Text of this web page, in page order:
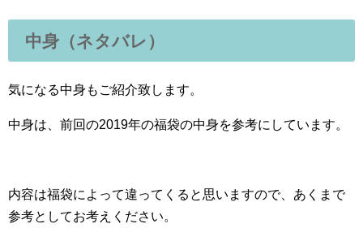
中身（ネタバレ）
気になる中身もご紹介致します。
中身は、前回の2019年の福袋の中身を参考にしています。
内容は福袋によって違ってくると思いますので、あくまで
参考としてお考えください。